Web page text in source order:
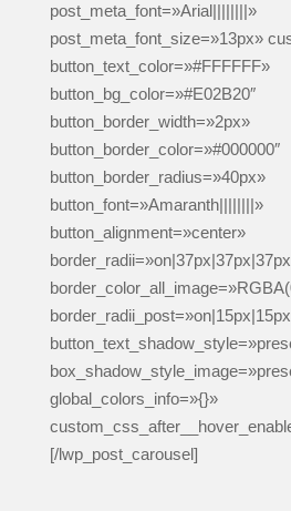
post_meta_font=»Arial||||||||»
post_meta_font_size=»13px»
button_text_color=»#FFFFFF»
button_bg_color=»#E02B20″
button_border_width=»2px»
button_border_color=»#000000″
button_border_radius=»40px»
button_font=»Amaranth||||||||»
button_alignment=»center»
global_colors_info=»{}»
[/lwp_post_carousel]